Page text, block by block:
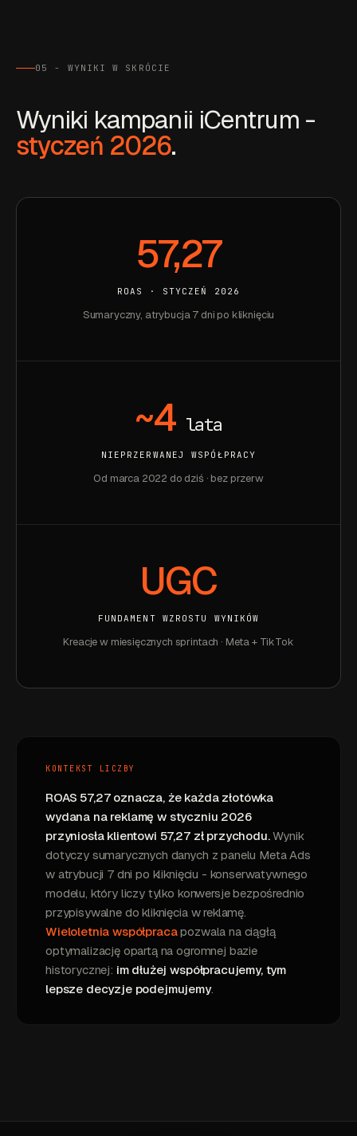
05 - WYNIKI W SKRÓCIE
Wyniki kampanii iCentrum -
styczeń 2026.
57,27
ROAS · STYCZEŃ 2026
Sumaryczny, atrybucja 7 dni po kliknięciu
~4 lata
NIEPRZERWANEJ WSPÓŁPRACY
Od marca 2022 do dziś · bez przerw
UGC
FUNDAMENT WZROSTU WYNIKÓW
Kreacje w miesięcznych sprintach · Meta + TikTok
KONTEKST LICZBY
ROAS 57,27 oznacza, że każda złotówka
wydana na reklamę w styczniu 2026
przyniosła klientowi 57,27 zł przychodu.Wynik
dotyczy sumarycznych danych z panelu Meta Ads
w atrybucji 7 dni po kliknięciu - konserwatywnego
modelu, który liczy tylko konwersje bezpośrednio
przypisywalne do kliknięcia w reklamę.
Wieloletnia współpracapozwala na ciągłą
optymalizację opartą na ogromnej bazie
historycznej: im dłużej współpracujemy, tym
lepsze decyzje podejmujemy.